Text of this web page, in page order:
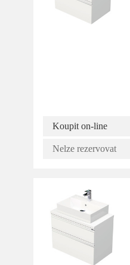
Koupit on-line
Nelze rezervovat